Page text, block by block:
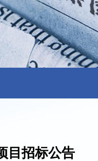
目招标公告